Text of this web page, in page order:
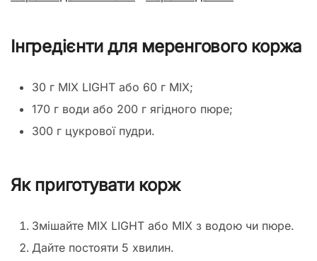
Інгредієнти для меренгового коржа
30 г MIX LIGHT або 60 г MIX;
170 г води або 200 г ягідного пюре;
300 г цукрової пудри.
Як приготувати корж
Змішайте MIX LIGHT або MIX з водою чи пюре.
Дайте постояти 5 хвилин.